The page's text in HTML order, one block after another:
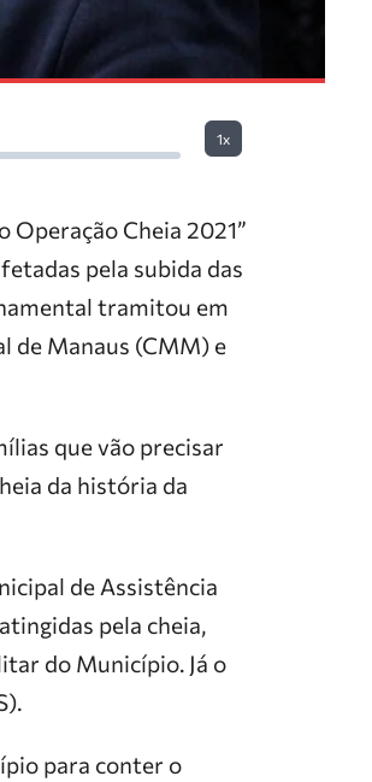
1x
Cheia 2021”
pela subida das
tramitou em
de Manaus (CMM) e
que vão precisar
da história da
de Assistência
pela cheia,
do Município. Já o
para conter o